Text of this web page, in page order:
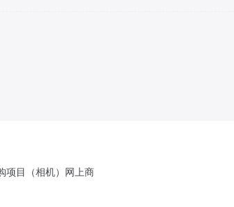
项目（相机）网上商